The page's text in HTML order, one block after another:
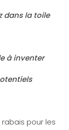
dans la toile
à inventer
pour les